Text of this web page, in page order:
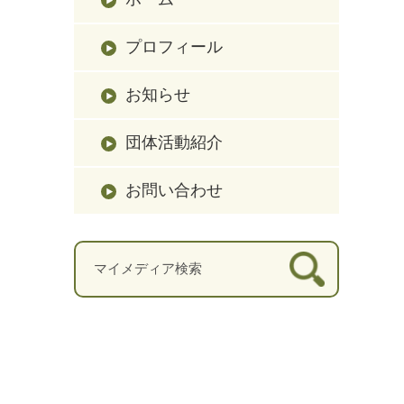
プロフィール
お知らせ
団体活動紹介
お問い合わせ